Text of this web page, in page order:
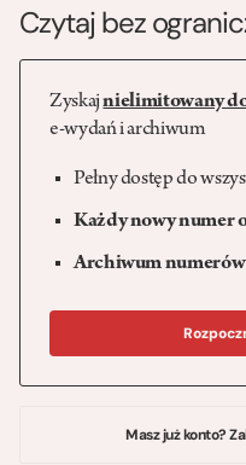
Czytaj bez
Zyskajnielimitowany
e-wydań i archiwum
Pełny dostęp do
Każdy nowy numer
Archiwum numerów
Masz już konto?